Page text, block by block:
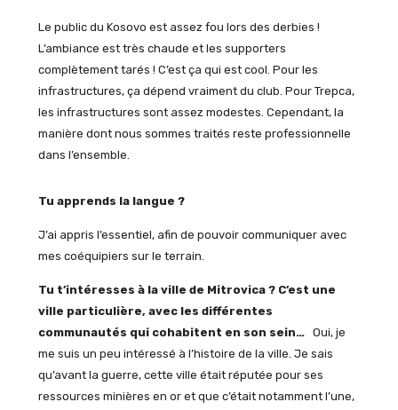
Le public du Kosovo est assez fou lors des derbies !
L’ambiance est très chaude et les supporters
complètement tarés ! C’est ça qui est cool. Pour les
infrastructures, ça dépend vraiment du club. Pour Trepca,
les infrastructures sont assez modestes. Cependant, la
manière dont nous sommes traités reste professionnelle
dans l’ensemble.
Tu apprends la langue ?
J’ai appris l’essentiel, afin de pouvoir communiquer avec
mes coéquipiers sur le terrain.
Tu t’intéresses à la ville de Mitrovica ? C’est une
ville particulière, avec les différentes
communautés qui cohabitent en son sein…Oui, je
me suis un peu intéressé à l’histoire de la ville. Je sais
qu’avant la guerre, cette ville était réputée pour ses
ressources minières en or et que c’était notamment l’une,